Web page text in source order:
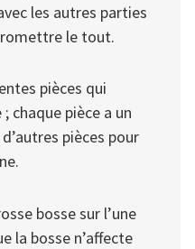
les autres parties
le tout.
pièces qui
chaque pièce a un
pièces pour
bosse sur l’une
la bosse n’affecte